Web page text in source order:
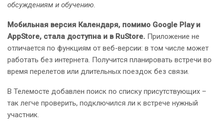
обсуждениям и обучению.
Мобильная версия Календаря, помимо Google Play и
AppStore, стала доступна и в RuStore. Приложение не
отличается по функциям от веб-версии: в том числе может
работать без интернета. Получится планировать встречи во
время перелетов или длительных поездок без связи.
В Телемосте добавлен поиск по списку присутствующих –
так легче проверить, подключился ли к встрече нужный
участник.